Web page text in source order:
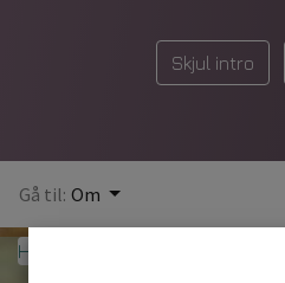
Skjul intro
Gå til: Om
Hjælp